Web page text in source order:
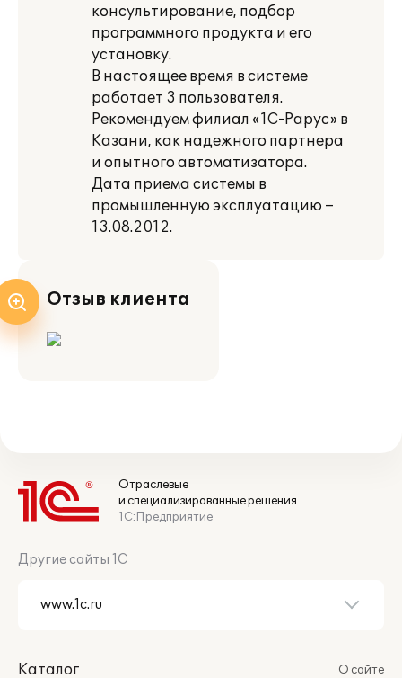
консультирование, подбор
программного продукта и его
установку.
В настоящее время в системе
работает 3 пользователя.
Рекомендуем филиал «1С-Рарус» в
Казани, как надежного партнера
и опытного автоматизатора.
Дата приема системы в
промышленную эксплуатацию –
13.08.2012.
Отзыв клиента
Отраслевые
и специализированные решения
1С:Предприятие
Другие сайты 1С
Каталог
О сайте